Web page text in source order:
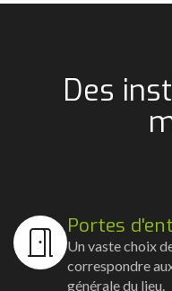
Des
Portes
Un vaste choix
correspondre
générale du lieu.